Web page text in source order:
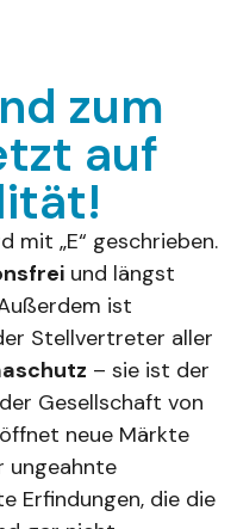
zum
auf
mit „E“ geschrieben.
und längst
ist
Stellvertreter aller
– sie ist der
Gesellschaft von
neue Märkte
ungeahnte
Erfindungen, die die